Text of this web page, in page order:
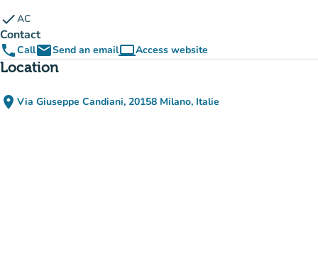
checkAC
Contact
phoneCallemailSend an emailcomputerAccess website
(new tab)
Location
place Via Giuseppe Candiani, 20158 Milano, Italie
(open in Google Maps)
(new tab)